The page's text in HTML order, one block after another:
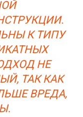
К ТИПУ
НЕ
ТАК КАК
ВРЕДА,